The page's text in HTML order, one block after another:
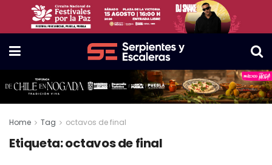
Home Tag octavos de final
Etiqueta:octavos de final